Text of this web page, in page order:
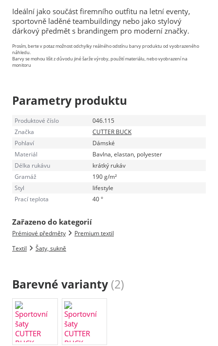
Ideální jako součást firemního outfitu na letní eventy,
sportovně laděné teambuildingy nebo jako stylový
dárkový předmět s brandingem pro moderní značky.
Prosím, berte v potaz možnost odchylky reálného odstínu barvy produktu od vyobrazeného
náhledu.
Barvy se mohou lišit z důvodu jiné šarže výroby, použití materiálu, nebo vyobrazení na
monitoru
Parametry produktu
Produktové číslo
046.115
Značka
CUTTER BUCK
Pohlaví
Dámské
Materiál
Bavlna, elastan, polyester
Délka rukávu
krátký rukáv
Gramáž
190 g/m²
Styl
lifestyle
Prací teplota
40 °
Zařazeno do kategorií
Prémiové předměty
Premium textil
Textil
Šaty, sukně
Barevné varianty (2)